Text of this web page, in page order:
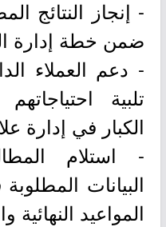
- إنجاز النتائج
ضمن خطة إدارة
- دعم العملاء
تلبية
الكبار في إدارة
- استلام
البيانات
المواعيد النهائية